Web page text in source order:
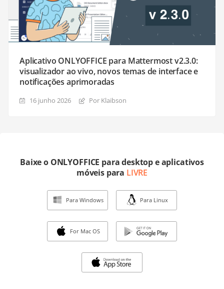
Aplicativo ONLYOFFICE para Mattermost v2.3.0:
visualizador ao vivo, novos temas de interface e
notificações aprimoradas
16 junho 2026 Por Klaibson
Baixe o ONLYOFFICE para desktop e aplicativos
móveis para LIVRE
Para Windows Para Linux
For Mac OS